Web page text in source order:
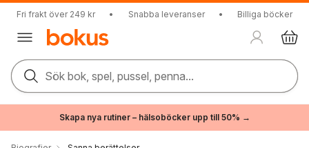
Fri frakt över 249 kr • Snabba leveranser • Billiga böcker
Sök bok, spel, pussel, penna...
Skapa nya rutiner – hälsoböcker upp till 50% →